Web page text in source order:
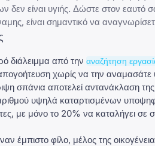
είναι υγιής. Δώστε στον εαυτό
είναι σημαντικό να
διάλειμμα από την αναζήτηση
χωρίς να την αναμασάτε
σπάνια αποτελεί αντανάκλαση
υψηλά καταρτισμένων
με μόνο το 20% να καταλήγει σε
έμπιστο φίλο, μέλος της